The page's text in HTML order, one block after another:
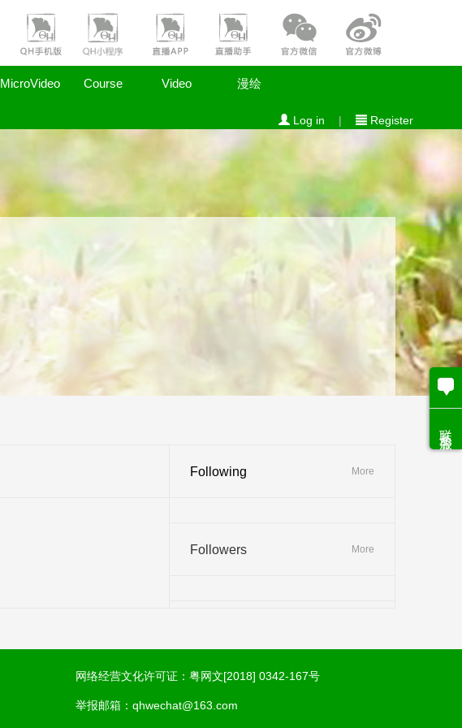
MicroVideo Course Video 漫绘
Log in | Register
Following More
Followers More
网络经营文化许可证：粤网文[2018] 0342-167号
举报邮箱：qhwechat@163.com